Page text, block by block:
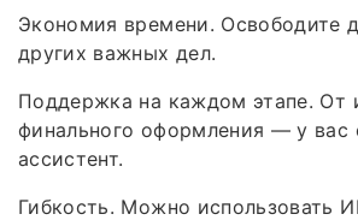
Экономия времени. Освободите
других важных дел.
Поддержка на каждом этапе. От
финального оформления — у вас
ассистент.
Гибкость. Можно использовать